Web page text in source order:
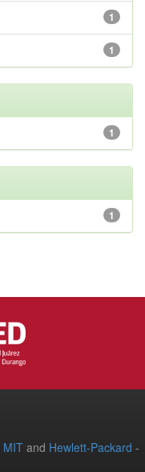
1
1
1
1
MIT and Hewlett-Packard -